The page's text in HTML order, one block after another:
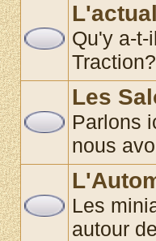
Qu'y a-t-
Traction?
Les
Parlons
nous
Les
autour